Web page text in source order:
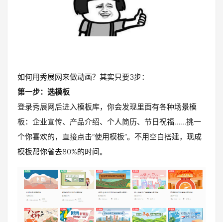
如何用秀展网来做动画？其实只要3步：
第一步：选模板
登录秀展网后进入模板库，你会发现里面有各种场景模
板：企业宣传、产品介绍、个人简历、节日祝福……挑一
个你喜欢的，直接点击“使用模板”。不用空白搭建，现成
模板帮你省去80%的时间。